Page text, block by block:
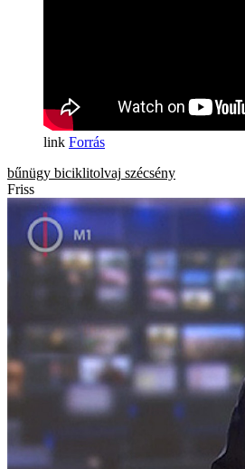
Forrás
bűnügy biciklitolvaj szécsény
Friss